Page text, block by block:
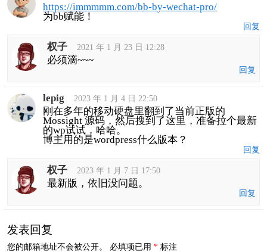
https://immmmm.com/bb-by-wechat-pro/
为bb赋能！
回复
权子 2021 年 1 月 23 日 12:28
必须滴~~~
回复
lepig 2023 年 1 月 4 日 22:50
刚在多年的移动硬盘里翻到了当前正版的
Mossight 源码，然后搜到了这里，准备拉个最新
的wp试试，哈哈。
博主用的是wordpress什么版本？
回复
权子 2023 年 1 月 7 日 17:50
最新版，依旧没问题。
回复
发表回复
您的邮箱地址不会被公开。 必填项已用 * 标注